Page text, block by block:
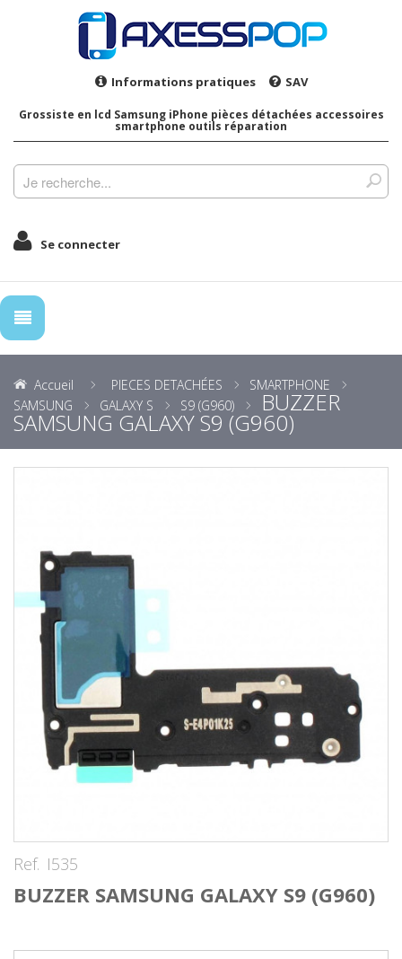
Informations pratiques SAV
Grossiste en lcd Samsung iPhone pièces détachées accessoires
smartphone outils réparation
Se connecter
Accueil PIECES DETACHÉES
SMARTPHONE
SAMSUNG
GALAXY S S9 (G960) BUZZER
SAMSUNG GALAXY S9 (G960)
Ref. I535
BUZZER SAMSUNG GALAXY S9 (G960)